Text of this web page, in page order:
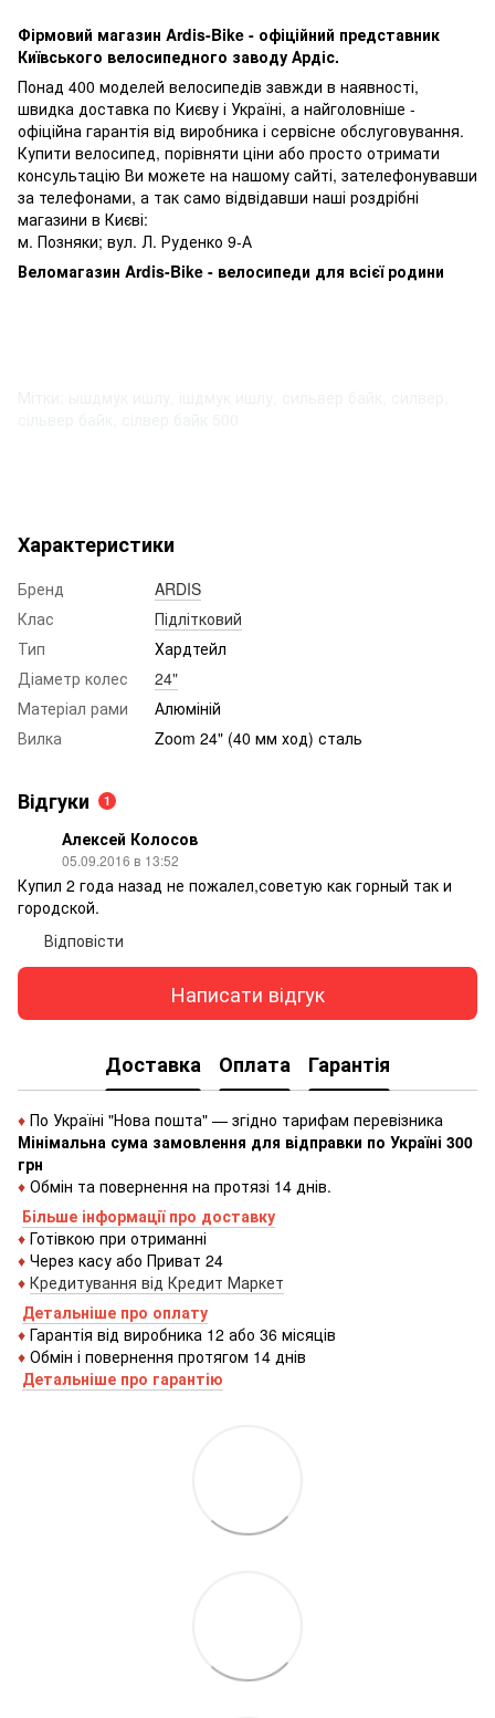
Фірмовий магазин Ardis-Bike - офіційний представник
Київського велосипедного заводу Ардіс.
Понад 400 моделей велосипедів завжди в наявності,
швидка доставка по Києву і Україні, а найголовніше -
офіційна гарантія від виробника і сервісне обслуговування.
Купити велосипед, порівняти ціни або просто отримати
консультацію Ви можете на нашому сайті, зателефонувавши
за телефонами, а так само відвідавши наші роздрібні
магазини в Києві:
м. Позняки; вул. Л. Руденко 9-А
Веломагазин Ardis-Bike - велосипеди для всієї родини
Характеристики
Бренд
ARDIS
Клас
Підлітковий
Тип
Хардтейл
Діаметр колес
24"
Матеріал рами
Алюміній
Вилка
Zoom 24" (40 мм ход) сталь
Відгуки 1
Алексей Колосов
05.09.2016 в 13:52
Купил 2 года назад не пожалел,советую как горный так и
городской.
Відповісти
Написати відгук
Доставка Оплата Гарантія
♦ По Україні "Нова пошта" — згідно тарифам перевізника
Мінімальна сума замовлення для відправки по Україні 300
грн
♦ Обмін та повернення на протязі 14 днів.
Більше інформації про доставку
♦ Готівкою при отриманні
♦ Через касу або Приват 24
♦ Кредитування від Кредит Маркет
Детальніше про оплату
♦ Гарантія від виробника 12 або 36 місяців
♦ Обмін і повернення протягом 14 днів
Детальніше про гарантію